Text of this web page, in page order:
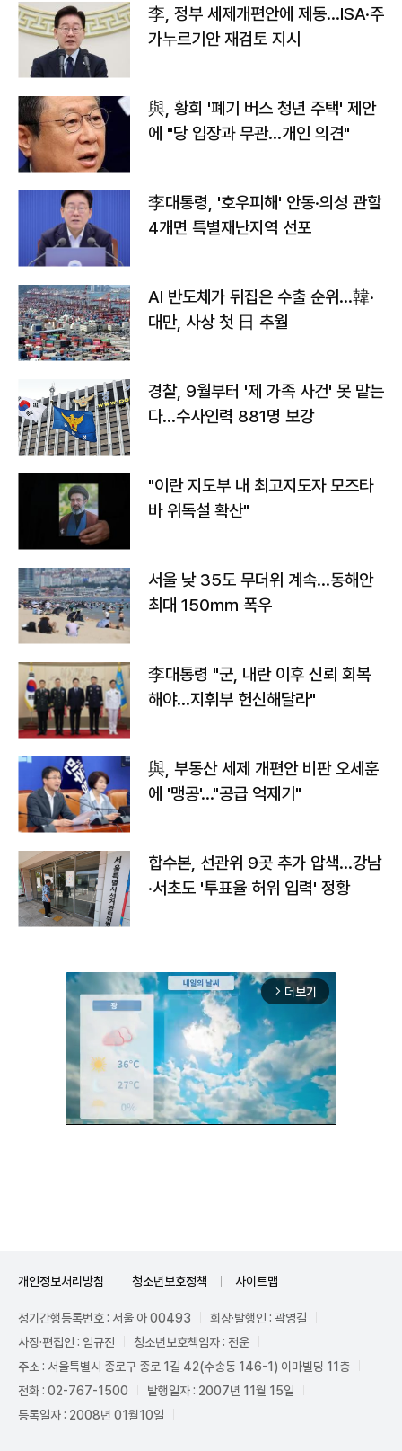
李, 정부 세제개편안에 제동…ISA·주
가누르기안 재검토 지시
與, 황희 '폐기 버스 청년 주택' 제안
에 "당 입장과 무관…개인 의견"
李대통령, '호우피해' 안동·의성 관할
4개면 특별재난지역 선포
AI 반도체가 뒤집은 수출 순위…韓·
대만, 사상 첫 日 추월
경찰, 9월부터 '제 가족 사건' 못 맡는
다…수사인력 881명 보강
"이란 지도부 내 최고지도자 모즈타
바 위독설 확산"
서울 낮 35도 무더위 계속…동해안
최대 150㎜ 폭우
李대통령 "군, 내란 이후 신뢰 회복
해야…지휘부 헌신해달라"
與, 부동산 세제 개편안 비판 오세훈
에 '맹공'…"공급 억제기"
합수본, 선관위 9곳 추가 압색…강남
·서초도 '투표율 허위 입력' 정황
arrow_forward_ios 더보기
개인정보처리방침 청소년보호정책 사이트맵
정기간행등록번호 : 서울 아 00493
회장·발행인 : 곽영길
사장·편집인 : 임규진
청소년보호책임자 : 전운
주소 : 서울특별시 종로구 종로 1길 42(수송동 146-1) 이마빌딩 11층
전화 : 02-767-1500
발행일자 : 2007년 11월 15일
등록일자 : 2008년 01월10일